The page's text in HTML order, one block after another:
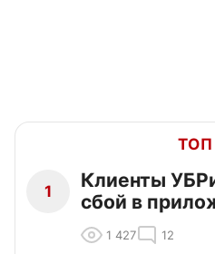
ТОП
1
Клиенты
сбой в
1 427 12